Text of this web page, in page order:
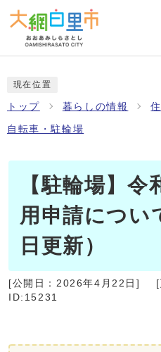
現在位置
トップ 暮らしの情報
自転車・駐輪場
【駐輪場】
用申請につ
日更新）
[公開日： 2026年4月22日 ] [
ID:15231